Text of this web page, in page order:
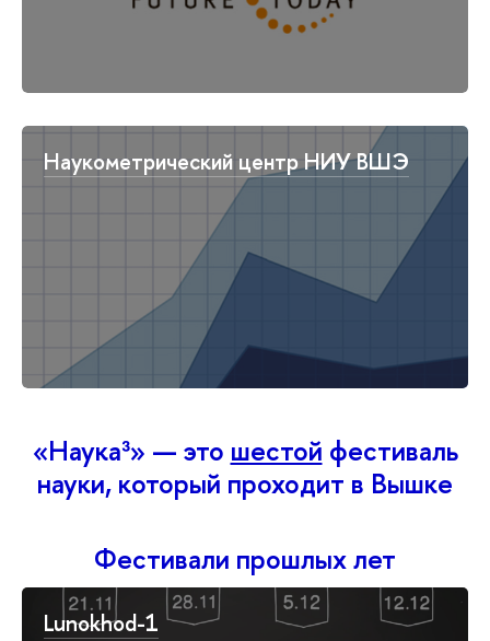
Наукометрический центр НИУ ВШЭ
«Наука³» — это шестой фестиваль
науки, который проходит в Вышке
Фестивали прошлых лет
Lunokhod-1